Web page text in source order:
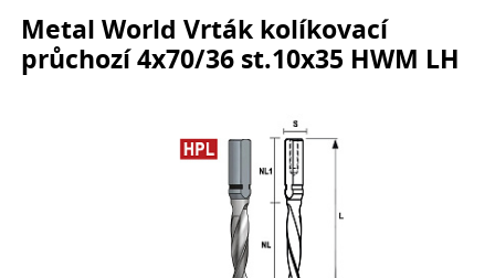
Metal World Vrták kolíkovací
průchozí 4x70/36 st.10x35 HWM LH